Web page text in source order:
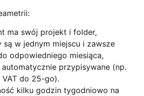
ma swój projekt i folder,
są w jednym miejscu i zawsze
odpowiedniego miesiąca,
automatycznie przypisywane (np.
do 25-go).
kilku godzin tygodniowo na